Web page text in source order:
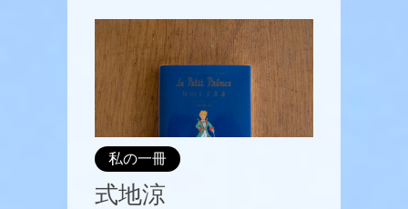
私の一冊
式地涼